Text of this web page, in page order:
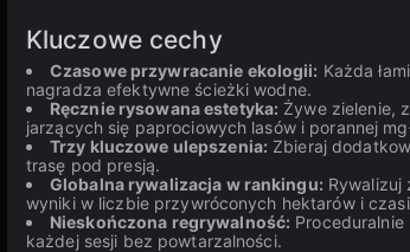
Kluczowe cechy
Czasowe przywracanie ekologii: Każda
nagradza efektywne ścieżki wodne.
Ręcznie rysowana estetyka: Żywe zielenie,
jarzących się paprociowych lasów i porannej
Trzy kluczowe ulepszenia: Zbieraj
trasę pod presją.
Globalna rywalizacja w rankingu: Rywalizuj
wyniki w liczbie przywróconych hektarów i
Nieskończona regrywalność:
każdej sesji bez powtarzalności.